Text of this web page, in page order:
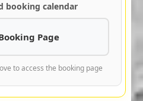
booking calendar
Page
to access the booking page